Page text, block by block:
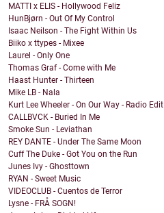
MATTI x ELIS - Hollywood Feliz
HunBjørn - Out Of My Control
Isaac Neilson - The Fight Within Us
Biiko x ttypes - Mixee
Laurel - Only One
Thomas Graf - Come with Me
Haast Hunter - Thirteen
Mike LB - Nala
Kurt Lee Wheeler - On Our Way - Radio Edit
CALLBVCK - Buried In Me
Smoke Sun - Leviathan
REY DANTE - Under The Same Moon
Cuff The Duke - Got You on the Run
Junes Ivy - Ghosttown
RYAN - Sweet Music
VIDEOCLUB - Cuentos de Terror
Lysne - FRÅ SOGN!